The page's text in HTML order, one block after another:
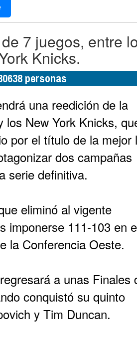
7 juegos, entre
Knicks.
personas
una reedición de la
los New York Knicks,
por el título de la mejor
dos campañas
serie definitiva.
eliminó al vigente
imponerse 111-103 en
la Conferencia Oeste.
a unas Finales
conquistó su quinto
y Tim Duncan.